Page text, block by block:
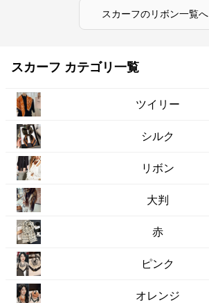
スカーフのリボン一覧へ
スカーフ カテゴリ一覧
ツイリー
シルク
リボン
大判
赤
ピンク
オレンジ